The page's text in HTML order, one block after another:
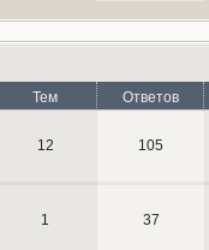
Тем Ответов
12 105
1 37